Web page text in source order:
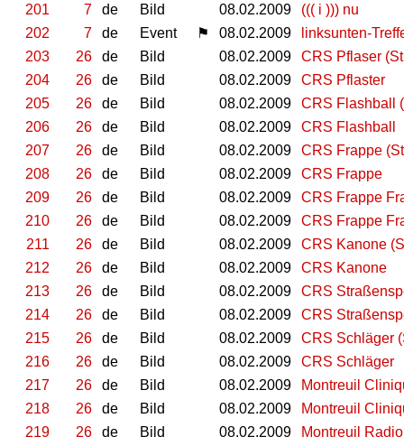
201
7 de Bild 08.02.2009
((( i ))) nu
202
7 de Event ⚑ 08.02.2009
linksunten-
203
26 de Bild 08.02.2009
CRS Pflaser
204
26 de Bild 08.02.2009
CRS Pflaster
205
26 de Bild 08.02.2009
CRS Flashball
206
26 de Bild 08.02.2009
CRS Flashball
207
26 de Bild 08.02.2009
CRS Frappe
208
26 de Bild 08.02.2009
CRS Frappe
209
26 de Bild 08.02.2009
CRS Frappe
210
26 de Bild 08.02.2009
CRS Frappe
211
26 de Bild 08.02.2009
CRS Kanone
212
26 de Bild 08.02.2009
CRS Kanone
213
26 de Bild 08.02.2009
CRS
214
26 de Bild 08.02.2009
CRS
215
26 de Bild 08.02.2009
CRS Schläger
216
26 de Bild 08.02.2009
CRS Schläger
217
26 de Bild 08.02.2009
Montreuil
218
26 de Bild 08.02.2009
Montreuil
219
26 de Bild 08.02.2009
Montreuil